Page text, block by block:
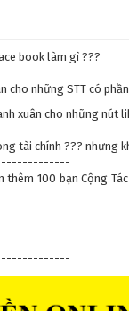
book làm gì ???
cho những STT có
xuân cho những nút
tài chính ??? nhưng
thêm 100 bạn Cộng